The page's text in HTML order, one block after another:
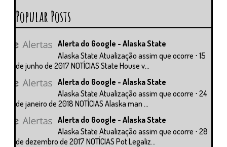
Popular Posts
Alerta do Google - Alaska State
Alaska State Atualização assim que ocorre ⋅ 15
de junho de 2017 NOTÍCIAS State House v...
Alerta do Google - Alaska State
Alaska State Atualização assim que ocorre ⋅ 24
de janeiro de 2018 NOTÍCIAS Alaska man ...
Alerta do Google - Alaska State
Alaska State Atualização assim que ocorre ⋅ 28
de dezembro de 2017 NOTÍCIAS Pot Legaliz...